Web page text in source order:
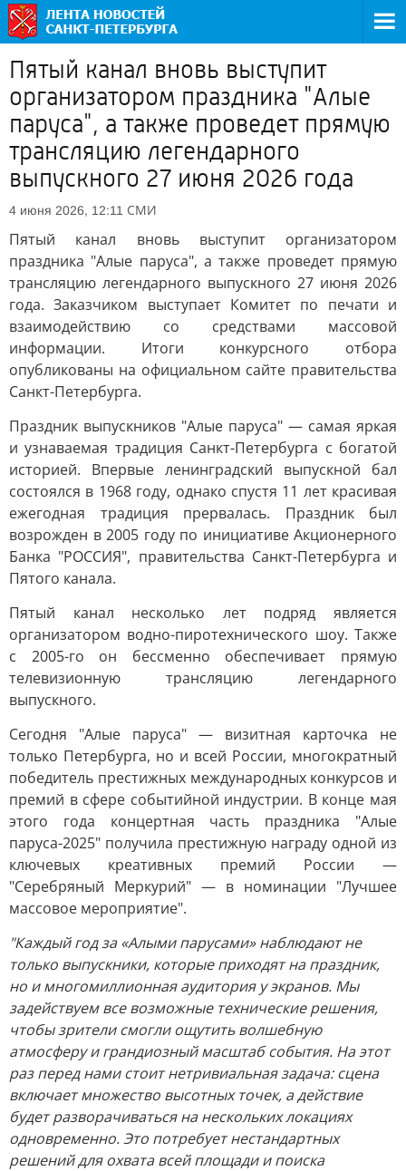
Пятый канал вновь выступит
организатором праздника "Алые
паруса", а также проведет прямую
трансляцию легендарного
выпускного 27 июня 2026 года
4 июня 2026, 12:11 СМИ
Пятый канал вновь выступит организатором
праздника "Алые паруса", а также проведет прямую
трансляцию легендарного выпускного 27 июня 2026
года. Заказчиком выступает Комитет по печати и
взаимодействию со средствами массовой
информации. Итоги конкурсного отбора
опубликованы на официальном сайте правительства
Санкт-Петербурга.
Праздник выпускников "Алые паруса" — самая яркая
и узнаваемая традиция Санкт-Петербурга с богатой
историей. Впервые ленинградский выпускной бал
состоялся в 1968 году, однако спустя 11 лет красивая
ежегодная традиция прервалась. Праздник был
возрожден в 2005 году по инициативе Акционерного
Банка "РОССИЯ", правительства Санкт-Петербурга и
Пятого канала.
Пятый канал несколько лет подряд является
организатором водно-пиротехнического шоу. Также
с 2005-го он бессменно обеспечивает прямую
телевизионную трансляцию легендарного
выпускного.
Сегодня "Алые паруса" — визитная карточка не
только Петербурга, но и всей России, многократный
победитель престижных международных конкурсов и
премий в сфере событийной индустрии. В конце мая
этого года концертная часть праздника "Алые
паруса-2025" получила престижную награду одной из
ключевых креативных премий России —
"Серебряный Меркурий" — в номинации "Лучшее
массовое мероприятие".
"Каждый год за «Алыми парусами» наблюдают не
только выпускники, которые приходят на праздник,
но и многомиллионная аудитория у экранов. Мы
задействуем все возможные технические решения,
чтобы зрители смогли ощутить волшебную
атмосферу и грандиозный масштаб события. На этот
раз перед нами стоит нетривиальная задача: сцена
включает множество высотных точек, а действие
будет разворачиваться на нескольких локациях
одновременно. Это потребует нестандартных
решений для охвата всей площади и поиска